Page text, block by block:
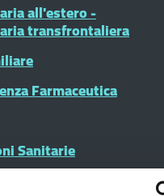
all'estero -
transfrontaliera
Farmaceutica
Sanitarie
Famiglia